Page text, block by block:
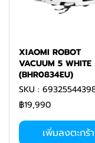
XIAOMI ROBOT
VACUUM 5 WHITE
(BHR0834EU)
SKU :
฿19,990
เพิ่มลงตะกร้า